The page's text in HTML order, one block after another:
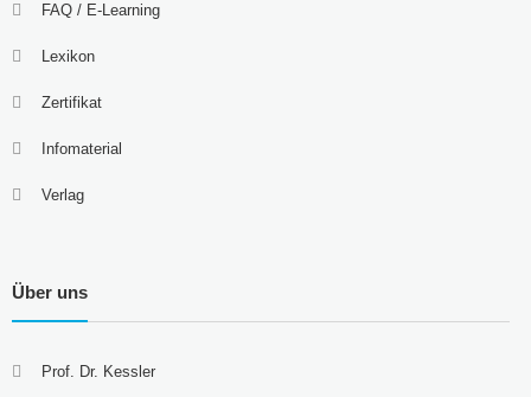
FAQ / E-Learning
Lexikon
Zertifikat
Infomaterial
Verlag
Über uns
Prof. Dr. Kessler